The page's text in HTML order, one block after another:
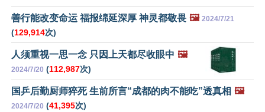
善行能改变命运 福报绵延深厚 神灵都敬畏 🖼️ 2024/7/21
(129,914次)
人须重视一思一念 只因上天都尽收眼中 🖼️
2024/7/20 (112,987次)
国乒后勤厨师猝死 生前所言“成都的肉不能吃”透真相 🖼️
2024/7/20 (41,395次)